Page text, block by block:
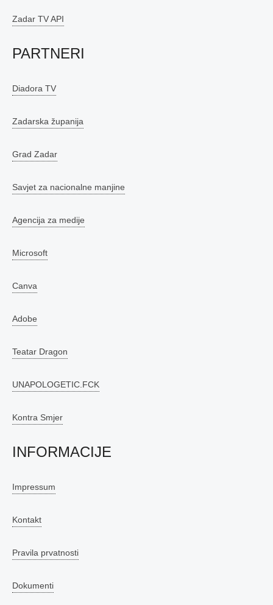
Zadar TV API
PARTNERI
Diadora TV
Zadarska županija
Grad Zadar
Savjet za nacionalne manjine
Agencija za medije
Microsoft
Canva
Adobe
Teatar Dragon
UNAPOLOGETIC.FCK
Kontra Smjer
INFORMACIJE
Impressum
Kontakt
Pravila prvatnosti
Dokumenti